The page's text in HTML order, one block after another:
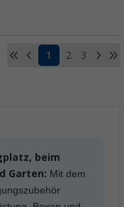
1 2 3
beim
Garten: Mit dem